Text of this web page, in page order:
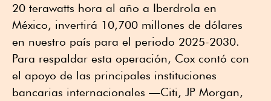
20 terawatts hora al año a Iberdrola en
México, invertirá 10,700 millones de dólares
en nuestro país para el periodo 2025-2030.
Para respaldar esta operación, Cox contó con
el apoyo de las principales instituciones
bancarias internacionales —Citi, JP Morgan,